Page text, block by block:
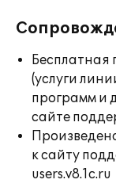
Бесплатная
(услуги
программ и
сайте
к сайту
users.v8.1c.ru